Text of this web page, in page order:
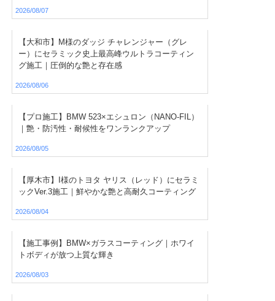
2026/08/07
【大和市】M様のダッジ チャレンジャー（グレ
ー）にセラミック史上最高峰ウルトラコーティン
グ施工｜圧倒的な艶と存在感
2026/08/06
【プロ施工】BMW 523×エシュロン（NANO-FIL）
｜艶・防汚性・耐候性をワンランクアップ
2026/08/05
【厚木市】I様のトヨタ ヤリス（レッド）にセラミ
ックVer.3施工｜鮮やかな艶と高耐久コーティング
2026/08/04
【施工事例】BMW×ガラスコーティング｜ホワイ
トボディが放つ上質な輝き
2026/08/03